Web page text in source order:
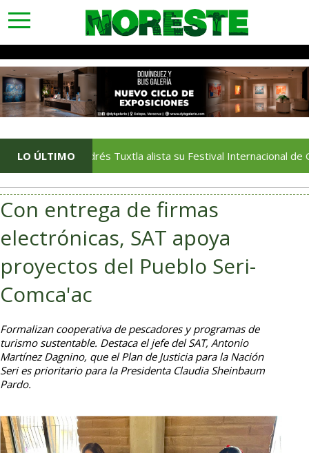
toggle
navigation
LO ÚLTIMO
San Andrés Tuxtla alista su Festival Internacional de Globos de
Con entrega de firmas
electrónicas, SAT apoya
proyectos del Pueblo Seri-
Comca'ac
Formalizan cooperativa de pescadores y programas de
turismo sustentable. Destaca el jefe del SAT, Antonio
Martínez Dagnino, que el Plan de Justicia para la Nación
Seri es prioritario para la Presidenta Claudia Sheinbaum
Pardo.